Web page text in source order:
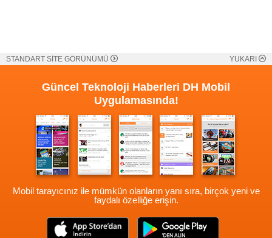
STANDART SİTE GÖRÜNÜMÜ YUKARI
Güncel Teknoloji Haberleri DH Mobil
Uygulamasında!
Mobil tarayıcınız ile mümkün olanların yanı sıra, birçok yeni ve
faydalı özelliğe erişin.